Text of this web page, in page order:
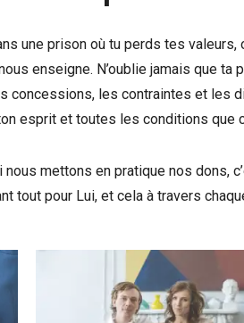
une prison où tu perds tes
enseigne. N’oublie jamais que ta
concessions, les contraintes et les
esprit et toutes les conditions que
mettons en pratique nos dons,
tout pour Lui, et cela à travers